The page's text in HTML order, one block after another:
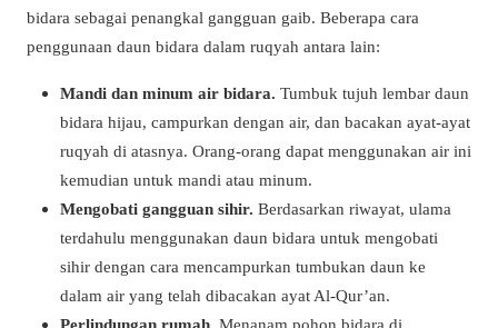
bidara sebagai penangkal gangguan gaib. Beberapa cara
penggunaan daun bidara dalam ruqyah antara lain:
Mandi dan minum air bidara. Tumbuk tujuh lembar daun
bidara hijau, campurkan dengan air, dan bacakan ayat-ayat
ruqyah di atasnya. Orang-orang dapat menggunakan air ini
kemudian untuk mandi atau minum.
Mengobati gangguan sihir. Berdasarkan riwayat, ulama
terdahulu menggunakan daun bidara untuk mengobati
sihir dengan cara mencampurkan tumbukan daun ke
dalam air yang telah dibacakan ayat Al-Qur’an.
Perlindungan rumah. Menanam pohon bidara di